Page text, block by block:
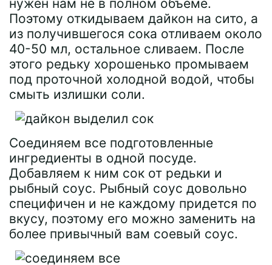
нужен нам не в полном объеме.
Поэтому откидываем дайкон на сито, а
из получившегося сока отливаем около
40-50 мл, остальное сливаем. После
этого редьку хорошенько промываем
под проточной холодной водой, чтобы
смыть излишки соли.
Соединяем все подготовленные
ингредиенты в одной посуде.
Добавляем к ним сок от редьки и
рыбный соус. Рыбный соус довольно
специфичен и не каждому придется по
вкусу, поэтому его можно заменить на
более привычный вам соевый соус.